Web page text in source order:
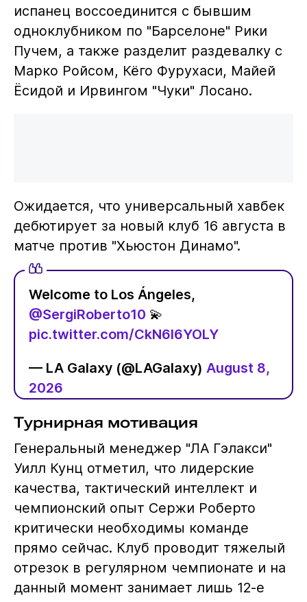
испанец воссоединится с бывшим
одноклубником по "Барселоне" Рики
Пучем, а также разделит раздевалку с
Марко Ройсом, Кёго Фурухаси, Майей
Ёсидой и Ирвингом "Чуки" Лосано.
Ожидается, что универсальный хавбек
дебютирует за новый клуб 16 августа в
матче против "Хьюстон Динамо".
Welcome to Los Ángeles,
@SergiRoberto10 💫
pic.twitter.com/CkN6I6YOLY
— LA Galaxy (@LAGalaxy) August 8,
2026
Турнирная мотивация
Генеральный менеджер "ЛА Гэлакси"
Уилл Кунц отметил, что лидерские
качества, тактический интеллект и
чемпионский опыт Сержи Роберто
критически необходимы команде
прямо сейчас. Клуб проводит тяжелый
отрезок в регулярном чемпионате и на
данный момент занимает лишь 12-е